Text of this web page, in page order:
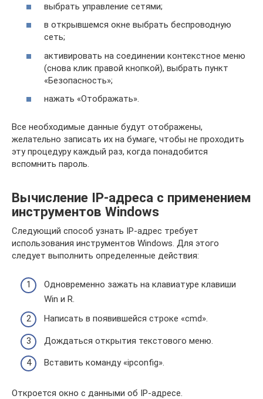
выбрать управление сетями;
в открывшемся окне выбрать беспроводную
сеть;
активировать на соединении контекстное меню
(снова клик правой кнопкой), выбрать пункт
«Безопасность»;
нажать «Отображать».
Все необходимые данные будут отображены,
желательно записать их на бумаге, чтобы не проходить
эту процедуру каждый раз, когда понадобится
вспомнить пароль.
Вычисление IP-адреса с применением
инструментов Windows
Следующий способ узнать IP-адрес требует
использования инструментов Windows. Для этого
следует выполнить определенные действия:
Одновременно зажать на клавиатуре клавиши
Win и R.
Написать в появившейся строке «cmd».
Дождаться открытия текстового меню.
Вставить команду «ipconfig».
Откроется окно с данными об IP-адресе.